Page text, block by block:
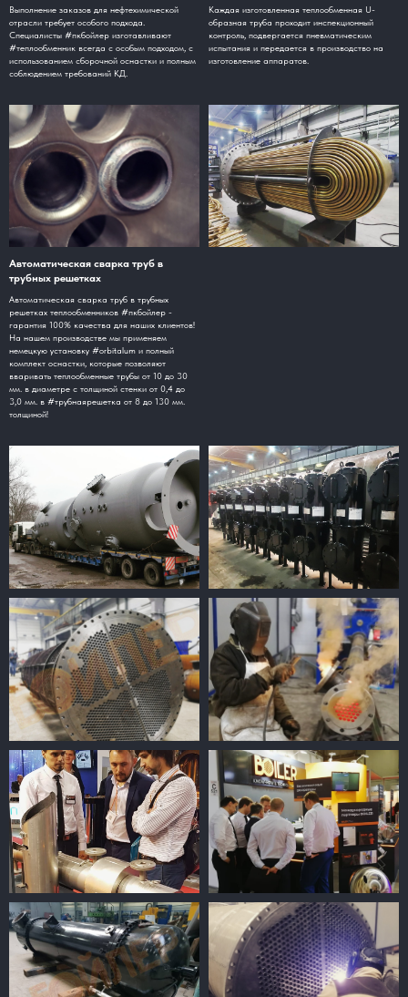
Выполнение заказов для нефтехимической
отрасли требует особого подхода.
Специалисты #пкбойлер изготавливают
#теплообменник всегда с особым подходом, с
использованием сборочной оснастки и полным
соблюдением требований КД.
Каждая изготовленная теплообменная U-
образная труба проходит инспекционный
контроль, подвергается пневматическим
испытания и передается в производство на
изготовление аппаратов.
Автоматическая сварка труб в
трубных решетках
Автоматическая сварка труб в трубных
решетках теплообменников #пкбойлер -
гарантия 100% качества для наших клиентов!
На нашем производстве мы применяем
немецкую установку #orbitalum и полный
комплект оснастки, которые позволяют
вваривать теплообменные трубы от 10 до 30
мм. в диаметре с толщиной стенки от 0,4 до
3,0 мм. в #трубнаярешетка от 8 до 130 мм.
толщиной!